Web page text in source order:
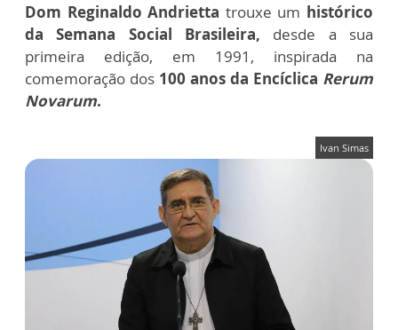
Dom Reginaldo Andrietta trouxe um histórico
da Semana Social Brasileira, desde a sua
primeira edição, em 1991, inspirada na
comemoração dos 100 anos da Encíclica Rerum
Novarum.
Ivan Simas